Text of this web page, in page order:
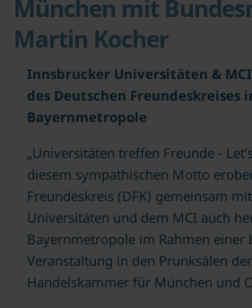
München mit
Martin Kocher
Innsbrucker Universitäten &
des Deutschen Freundeskreises
Bayernmetropole
„Universitäten treffen Freunde -
diesem sympathischen Motto
Freundeskreis (DFK) gemeinsam
Universitäten und dem MCI auch
Bayernmetropole im Rahmen einer
Veranstaltung in den Prunksälen
Handelskammer für München und